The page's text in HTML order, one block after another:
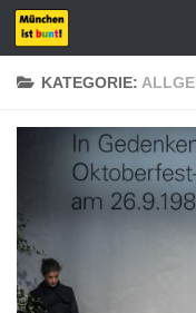
Zum Inhalt springen
KATEGORIE: